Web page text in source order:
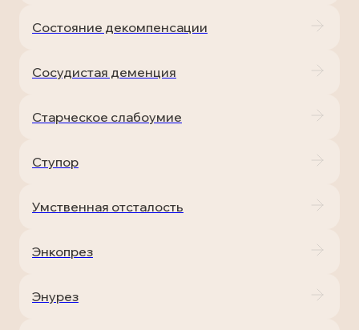
Состояние декомпенсации
Сосудистая деменция
Старческое слабоумие
Ступор
Умственная отсталость
Энкопрез
Энурез